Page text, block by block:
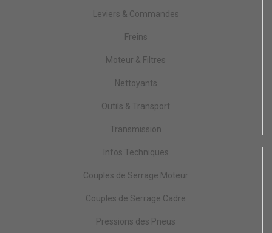
Leviers & Commandes
Freins
Moteur & Filtres
Nettoyants
Outils & Transport
Transmission
Infos Techniques
Couples de Serrage Moteur
Couples de Serrage Cadre
Pressions des Pneus